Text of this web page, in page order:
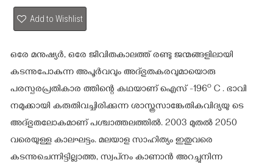
Add to Wishlist
ഒരേ മനുഷ്യര്‍, ഒരേ ജീവിതകാലത്ത് രണ്ടു ജന്മങ്ങളിലായി
കടന്നുപോകുന്ന അപൂര്‍വവും അദ്ഭുതകരവുമായൊരു
പരസ്പരപ്രതികാര ത്തിന്റെ കഥയാണ് ഐസ് -196o C . ഭാവി
നമുക്കായി കരുതിവച്ചിരിക്കുന്ന ശാസ്ത്രസാങ്കേതികവിദ്യയു ടെ
അദ്ഭുതലോകമാണ് പശ്ചാത്തലത്തില്‍. 2003 മുതല്‍ 2050
വരെയുള്ള കാലഘട്ടം. മലയാള സാഹിത്യം ഇതുവരെ
കടന്നുചെന്നിട്ടില്ലാത്ത, സ്വപ്‌നം കാണാന്‍ അറച്ചുനിന്ന